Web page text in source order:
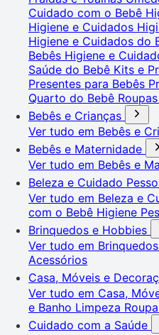
Cuidado com o Bebê
Higiene e Cuidados
Higiene e Cuidados do
Bebês Higiene e
Saúde do Bebê Kits e
Presentes para Bebês
Quarto do Bebê
Bebês e Crianças
Ver tudo em Bebês e
Bebês e Maternidade
Ver tudo em Bebês e
Beleza e Cuidado
Ver tudo em Beleza e
com o Bebê Higiene
Brinquedos e Hobbies
Ver tudo em
Acessórios
Casa, Móveis e
Ver tudo em Casa,
e Banho Limpeza
Cuidado com a Saúde